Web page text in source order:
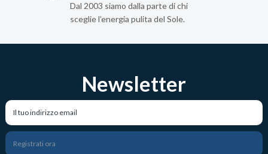
Dal 2003 siamo dalla parte di chi
sceglie l’energia pulita del Sole.
Newsletter
Registrati ora